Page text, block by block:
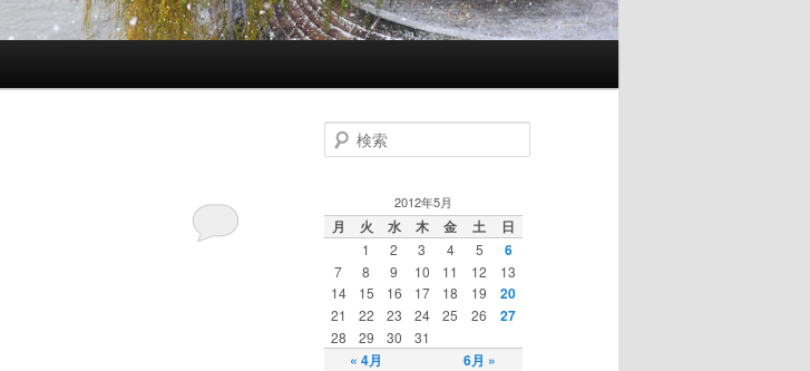
検索
2012年5月
月 火 水 木 金 土 日
« 4月 6月 »
1 2 3 4 5 6
7 8 9 10 11 12
13
14
15 16 17 18 19 20
21 22 23 24 25 26 27
28 29 30 31